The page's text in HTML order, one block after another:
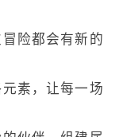
险都会有新的
素，让每一场